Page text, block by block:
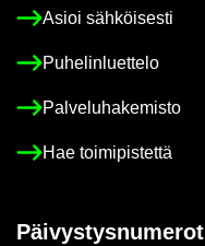
Asioi säh­köi­ses­ti
Pu­he­lin­luet­te­lo
Pal­ve­lu­ha­ke­mis­to
Hae toi­mi­pis­tet­tä
Päi­vys­tys­nu­me­rot